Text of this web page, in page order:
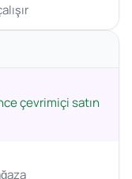
çevrimiçi satın